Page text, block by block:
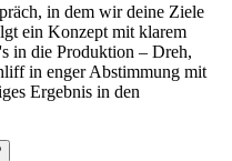
in dem wir deine Ziele
ein Konzept mit klarem
in die Produktion – Dreh,
in enger Abstimmung mit
Ergebnis in den